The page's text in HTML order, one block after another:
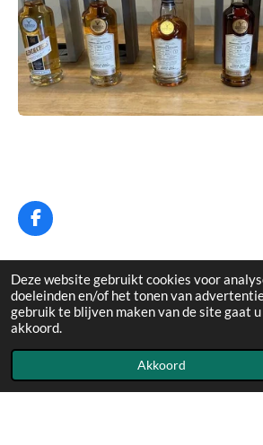
Deze website gebruikt cookies voor
doeleinden en/of het tonen van
gebruik te blijven maken van de site gaat
akkoord.
Akkoord
F
a
c
e
b
o
o
k
© 2022 - 2026 The Green Door Whisky Club
E-mailadres